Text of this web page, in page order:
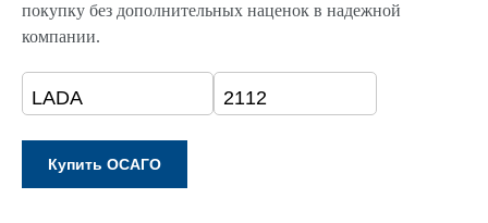
покупку без дополнительных наценок в надежной
компании.